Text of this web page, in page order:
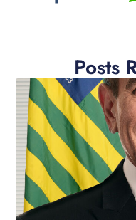
Posts